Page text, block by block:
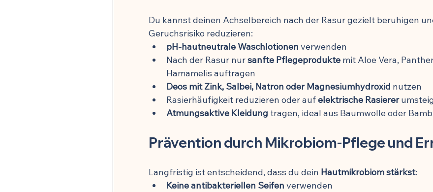
Du kannst deinen Achselbereich nach der Rasur gezielt beruhigen
Geruchsrisiko reduzieren:
pH-hautneutrale Waschlotionen verwenden
Nach der Rasur nur sanfte Pflegeprodukte mit Aloe Vera,
Hamamelis auftragen
Deos mit Zink, Salbei, Natron oder Magnesiumhydroxid nutzen
Rasierhäufigkeit reduzieren oder auf elektrische Rasierer
Atmungsaktive Kleidung tragen, ideal aus Baumwolle oder
Prävention durch Mikrobiom-Pflege und
Langfristig ist entscheidend, dass du dein Hautmikrobiom stärkst:
Keine antibakteriellen Seifen verwenden